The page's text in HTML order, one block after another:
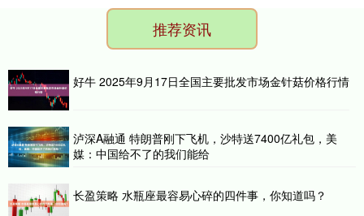
推荐资讯
好牛 2025年9月17日全国主要批发市场金针菇价格行情
泸深A融通 特朗普刚下飞机，沙特送7400亿礼包，美
媒：中国给不了的我们能给
长盈策略 水瓶座最容易心碎的四件事，你知道吗？